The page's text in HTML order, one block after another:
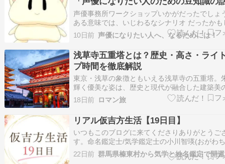
1020」#2880
声優事務所ワークショップいかがだったでしょ
ある意味では、いじわるなシナリオ だったかも
せんが、 現実の仕事の中にはあのような シナ
存在します。 とにかく、うちのワークショップ
実の現場に近いことをやります。 それが、これ
現場にで行くであろう、 皆さ…
10日前 声優になりたい人へ、なるためには！
浅草寺五重塔とは？歴史・高さ・ライ
プ時間を徹底解説
東京・浅草の象徴ともいえる浅草寺の五重塔。
輝く優美な姿は、歴史と現代が融合した建築美
です。高さ約53mのこの五重塔は、長い歴史の
度も焼失と再建を繰り返し、現在の姿へと生ま
りました。 夜間にはライトアップが施され、昼
異なる幻想的な雰囲気を楽しめるのも魅…
18日前 ロマン旅
リアル仮吉方生活【19日目】
いつもこのブログに来てくださりありがとうご
す。命名鑑定士/気学鑑定士の小川智瑛(おがわ
す命名のご依頼はこちら 5月の無料姓名鑑定ス
しました 鑑定メニューと料金の詳細 どんなこ
22日前